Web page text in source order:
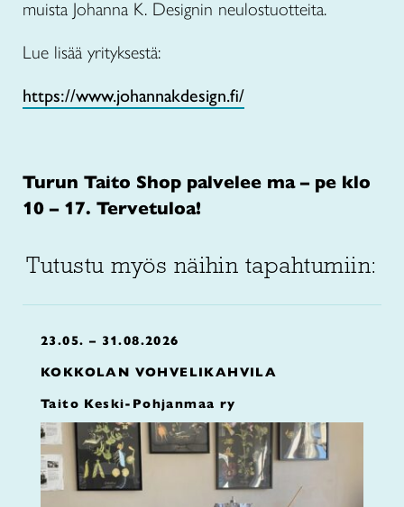
muista Johanna K. Designin neulostuotteita.
Lue lisää yrityksestä:
https://www.johannakdesign.fi/
Turun Taito Shop palvelee ma – pe klo
10 – 17. Tervetuloa!
Tutustu myös näihin tapahtumiin:
23.05. – 31.08.2026
KOKKOLAN VOHVELIKAHVILA
Taito Keski-Pohjanmaa ry